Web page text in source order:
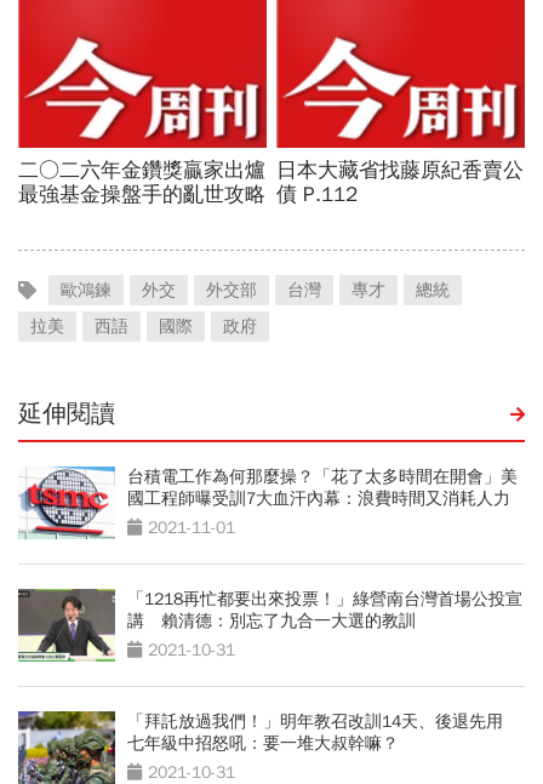
歐鴻鍊 外交 外交部 台灣 專才
總統
拉美
西語 國際 政府
延伸閱讀
台積電工作為何那麼操？「花了太多時間在開會」美
國工程師曝受訓7大血汗內幕：浪費時間又消耗人力
2021-11-01
「1218再忙都要出來投票！」綠營南台灣首場公投宣
講 賴清德：別忘了九合一大選的教訓
2021-10-31
「拜託放過我們！」明年教召改訓14天、後退先用
七年級中招怒吼：要一堆大叔幹嘛？
2021-10-31